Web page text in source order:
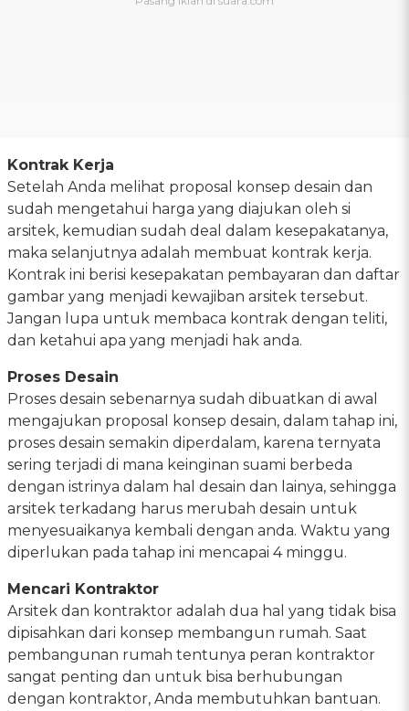
Kontrak Kerja
Setelah Anda melihat proposal konsep desain dan
sudah mengetahui harga yang diajukan oleh si
arsitek, kemudian sudah deal dalam kesepakatanya,
maka selanjutnya adalah membuat kontrak kerja.
Kontrak ini berisi kesepakatan pembayaran dan daftar
gambar yang menjadi kewajiban arsitek tersebut.
Jangan lupa untuk membaca kontrak dengan teliti,
dan ketahui apa yang menjadi hak anda.
Proses Desain
Proses desain sebenarnya sudah dibuatkan di awal
mengajukan proposal konsep desain, dalam tahap ini,
proses desain semakin diperdalam, karena ternyata
sering terjadi di mana keinginan suami berbeda
dengan istrinya dalam hal desain dan lainya, sehingga
arsitek terkadang harus merubah desain untuk
menyesuaikanya kembali dengan anda. Waktu yang
diperlukan pada tahap ini mencapai 4 minggu.
Mencari Kontraktor
Arsitek dan kontraktor adalah dua hal yang tidak bisa
dipisahkan dari konsep membangun rumah. Saat
pembangunan rumah tentunya peran kontraktor
sangat penting dan untuk bisa berhubungan
dengan kontraktor, Anda membutuhkan bantuan.